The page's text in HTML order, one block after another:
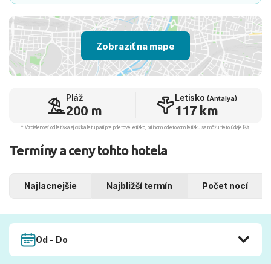
Zobraziť na mape
Pláž
200 m
Letisko (Antalya)
117 km
* Vzdialenosť od letiska aj dľžka letu platí pre príletové letisko, pri inom odletovom letisku sa môžu tieto údaje líšiť.
Termíny a ceny tohto hotela
Najlacnejšie Najbližší termín Počet nocí
Od - Do